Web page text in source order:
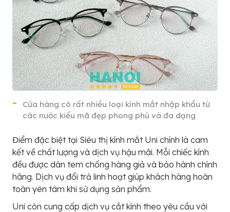
Cửa hàng có rất nhiều loại kính mắt nhập khẩu từ
các nước kiểu mã đẹp phong phú và đa dạng
Điểm đặc biệt tại Siêu thị kính mắt Uni chính là cam
kết về chất lượng và dịch vụ hậu mãi. Mỗi chiếc kính
đều được dán tem chống hàng giả và bảo hành chính
hãng. Dịch vụ đổi trả linh hoạt giúp khách hàng hoàn
toàn yên tâm khi sử dụng sản phẩm.
Uni còn cung cấp dịch vụ cắt kính theo yêu cầu với